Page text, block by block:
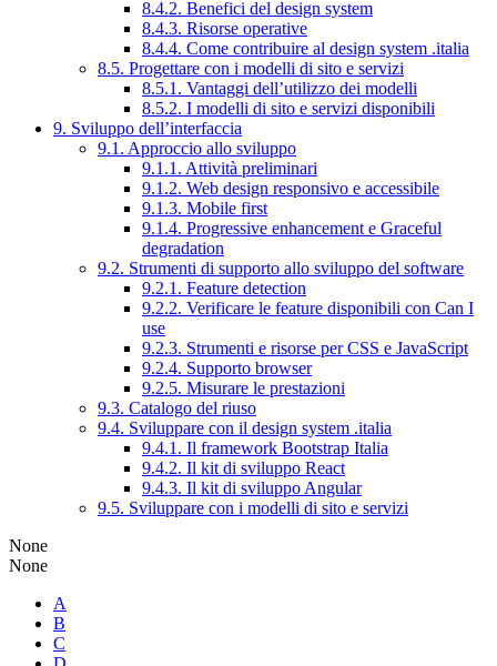
8.4.2. Benefici del design system
8.4.3. Risorse operative
8.4.4. Come contribuire al design system .italia
8.5. Progettare con i modelli di sito e servizi
8.5.1. Vantaggi dell’utilizzo dei modelli
8.5.2. I modelli di sito e servizi disponibili
9. Sviluppo dell’interfaccia
9.1. Approccio allo sviluppo
9.1.1. Attività preliminari
9.1.2. Web design responsivo e accessibile
9.1.3. Mobile first
9.1.4. Progressive enhancement e Graceful
degradation
9.2. Strumenti di supporto allo sviluppo del software
9.2.1. Feature detection
9.2.2. Verificare le feature disponibili con Can I
use
9.2.3. Strumenti e risorse per CSS e JavaScript
9.2.4. Supporto browser
9.2.5. Misurare le prestazioni
9.3. Catalogo del riuso
9.4. Sviluppare con il design system .italia
9.4.1. Il framework Bootstrap Italia
9.4.2. Il kit di sviluppo React
9.4.3. Il kit di sviluppo Angular
9.5. Sviluppare con i modelli di sito e servizi
None
None
A
B
C